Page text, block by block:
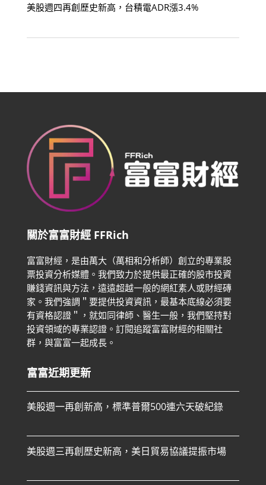
美股週四再創歷史新高，台積電ADR漲3.4%
關於富富財經 FFRich
富富財經，是由萬大（萬相和分析師）創立的專業股
票投資分析媒體。我們致力於提供最正確的股市投資
賺錢資訊與方法，遠遠超越一般的網紅素人或財經磚
家。 我們強調＂要提供投資資訊，最基本底線必須要
有資格認證＂，就如同律師、醫生一般，我們堅持對
投資領域的專業認證。 訂閱追蹤富富財經的相關社
群，與富富一起成長。
富富近期更新
美股週一再創新高，標準普爾500連六天破紀錄
美股週三再創歷史新高，美日貿易協議提振市場